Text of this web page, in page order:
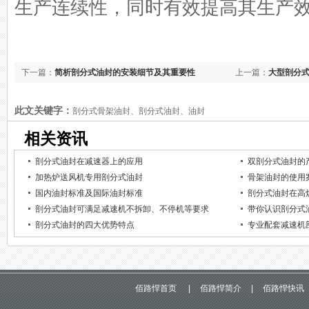
生产连续性，同时有效提高其生产
上一篇： 大型剖分
下一篇： 简析剖分式油封的安装细节及其重要性
此文关键字： 剖分式骨架油封、剖分式油封、油封
相关资讯
剖分式油封在减速器上的应用
双剖分式油封的
加热炉送风机专用剖分式油封
骨架油封的使用
国内油封标准及国际油封标准
剖分式油封在高
剖分式油封可满足减速机不拆卸、不停机等要求
带你认识剖分
剖分式油封的四大优势特点
专业配套减速机
佰路悍首页 佰路悍简介 佰路悍快讯